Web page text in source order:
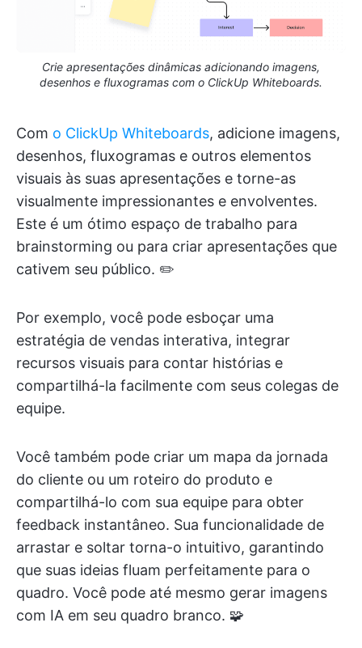
Crie apresentações dinâmicas adicionando imagens,
desenhos e fluxogramas com o ClickUp Whiteboards.
Com o ClickUp Whiteboards, adicione imagens,
desenhos, fluxogramas e outros elementos
visuais às suas apresentações e torne-as
visualmente impressionantes e envolventes.
Este é um ótimo espaço de trabalho para
brainstorming ou para criar apresentações que
cativem seu público. ✏️
Por exemplo, você pode esboçar uma
estratégia de vendas interativa, integrar
recursos visuais para contar histórias e
compartilhá-la facilmente com seus colegas de
equipe.
Você também pode criar um mapa da jornada
do cliente ou um roteiro do produto e
compartilhá-lo com sua equipe para obter
feedback instantâneo. Sua funcionalidade de
arrastar e soltar torna-o intuitivo, garantindo
que suas ideias fluam perfeitamente para o
quadro. Você pode até mesmo gerar imagens
com IA em seu quadro branco. 🧩